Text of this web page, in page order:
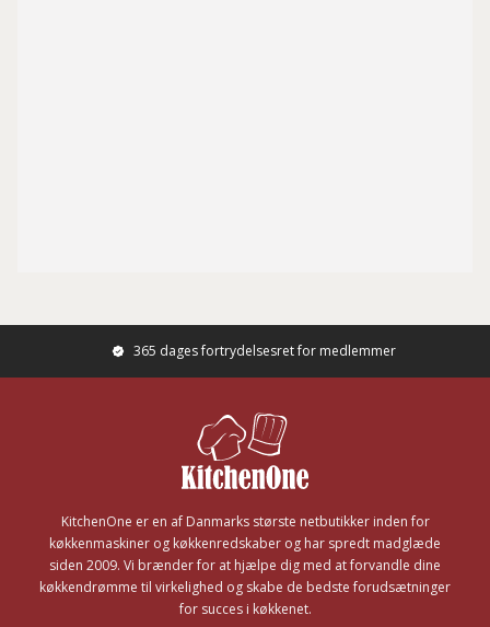
365 dages fortrydelsesret for medlemmer
KitchenOne er en af Danmarks største netbutikker inden for
køkkenmaskiner og køkkenredskaber og har spredt madglæde
siden 2009. Vi brænder for at hjælpe dig med at forvandle dine
køkkendrømme til virkelighed og skabe de bedste forudsætninger
for succes i køkkenet.